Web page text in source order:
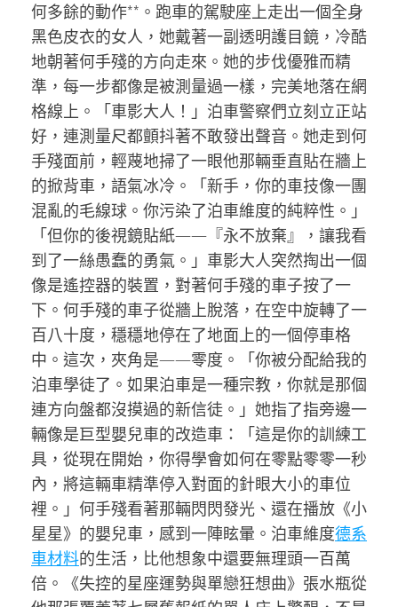
何多餘的動作**。跑車的駕駛座上走出一個全身
黑色皮衣的女人，她戴著一副透明護目鏡，冷酷
地朝著何手殘的方向走來。她的步伐優雅而精
準，每一步都像是被測量過一樣，完美地落在網
格線上。「車影大人！」泊車警察們立刻立正站
好，連測量尺都顫抖著不敢發出聲音。她走到何
手殘面前，輕蔑地掃了一眼他那輛垂直貼在牆上
的掀背車，語氣冰冷。「新手，你的車技像一團
混亂的毛線球。你污染了泊車維度的純粹性。」
「但你的後視鏡貼紙——『永不放棄』，讓我看
到了一絲愚蠢的勇氣。」車影大人突然掏出一個
像是遙控器的裝置，對著何手殘的車子按了一
下。何手殘的車子從牆上脫落，在空中旋轉了一
百八十度，穩穩地停在了地面上的一個停車格
中。這次，夾角是——零度。「你被分配給我的
泊車學徒了。如果泊車是一種宗教，你就是那個
連方向盤都沒摸過的新信徒。」她指了指旁邊一
輛像是巨型嬰兒車的改造車：「這是你的訓練工
具，從現在開始，你得學會如何在零點零零一秒
內，將這輛車精準停入對面的針眼大小的車位
裡。」何手殘看著那輛閃閃發光、還在播放《小
星星》的嬰兒車，感到一陣眩暈。泊車維度德系
車材料的生活，比他想象中還要無理頭一百萬
倍。《失控的星座運勢與單戀狂想曲》張水瓶從